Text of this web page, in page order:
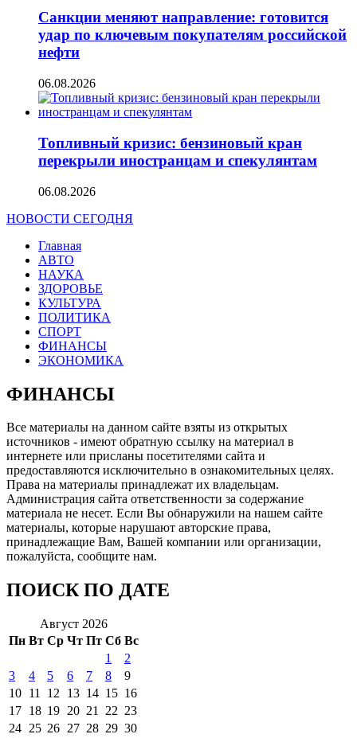
Санкции меняют направление: готовится
удар по ключевым покупателям российской
нефти
06.08.2026
Топливный кризис: бензиновый кран
перекрыли иностранцам и спекулянтам
06.08.2026
НОВОСТИ СЕГОДНЯ
Главная
АВТО
НАУКА
ЗДОРОВЬЕ
КУЛЬТУРА
ПОЛИТИКА
СПОРТ
ФИНАНСЫ
ЭКОНОМИКА
ФИНАНСЫ
Все материалы на данном сайте взяты из открытых
источников - имеют обратную ссылку на материал в
интернете или присланы посетителями сайта и
предоставляются исключительно в ознакомительных целях.
Права на материалы принадлежат их владельцам.
Администрация сайта ответственности за содержание
материала не несет. Если Вы обнаружили на нашем сайте
материалы, которые нарушают авторские права,
принадлежащие Вам, Вашей компании или организации,
пожалуйста, сообщите нам.
ПОИСК ПО ДАТЕ
Август 2026
Пн Вт Ср Чт Пт Сб Вс
1
2
3
4 5 6 7 8
9
10 11 12 13 14 15 16
17 18 19 20 21 22 23
24 25 26 27 28 29 30